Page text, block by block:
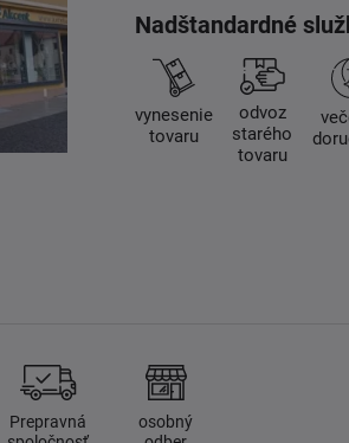
Nadštandardné
vynesenie
tovaru
odvoz
starého
tovaru
Prepravná
osobný